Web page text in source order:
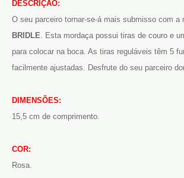
DESCRIÇÃO:
O seu parceiro tornar-se-á mais submisso com a
BRIDLE. Esta mordaça possui tiras de couro e
para colocar na boca. As tiras reguláveis têm 5
facilmente ajustadas. Desfrute do seu parceiro
DIMENSÕES:
15,5 cm de comprimento.
COR:
Rosa.